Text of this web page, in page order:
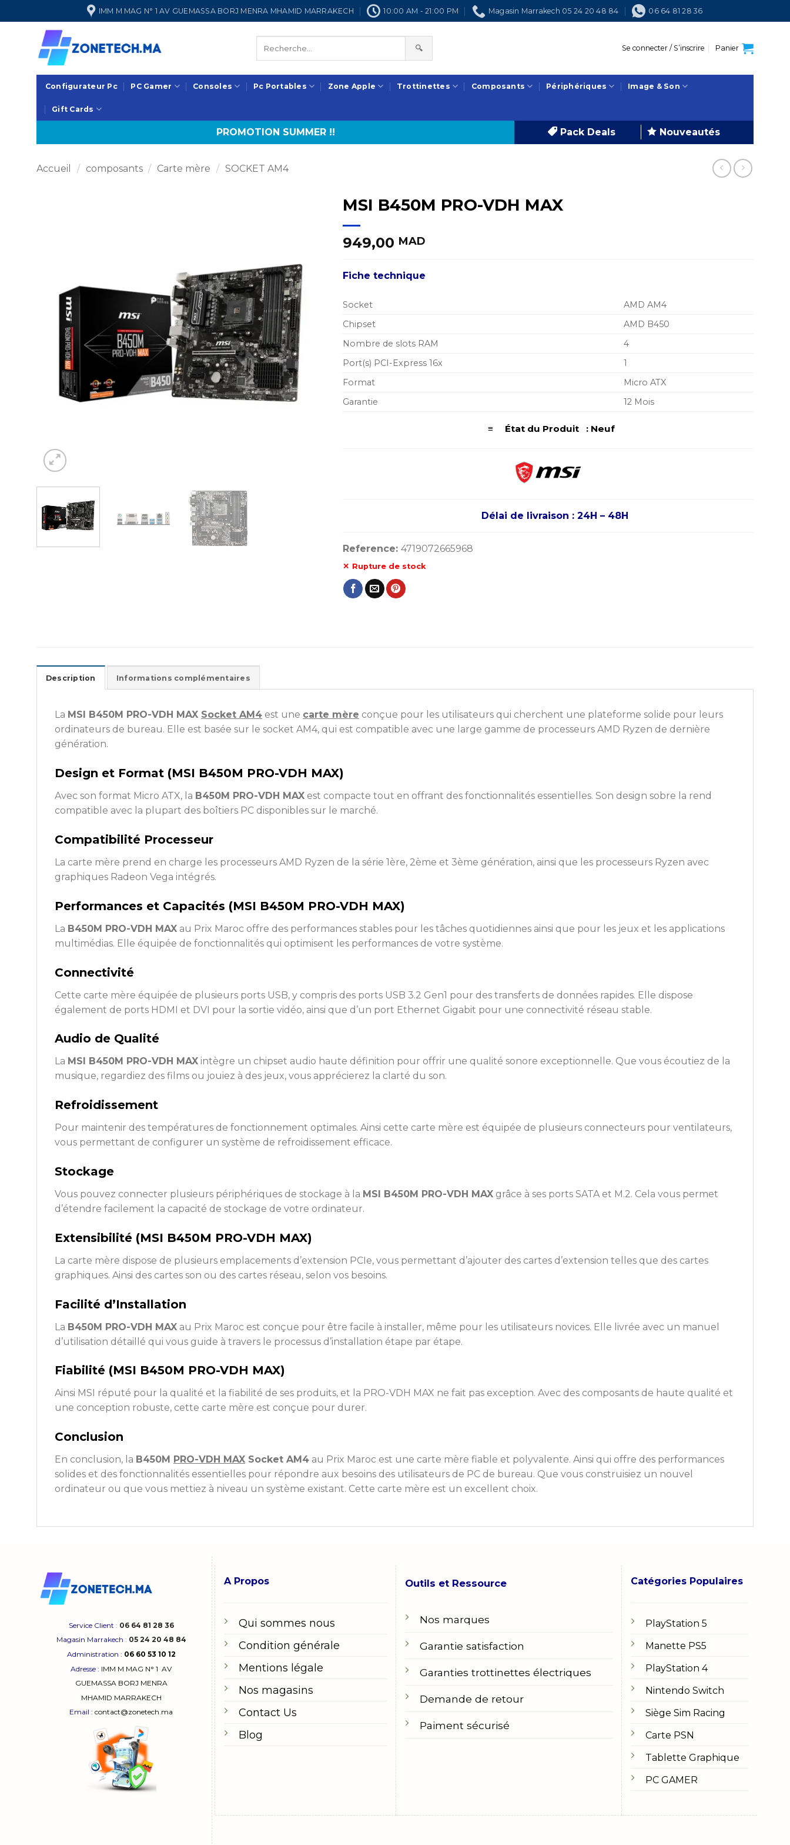
au
IMM M MAG N° 1 AV GUEMASSA BORJ MENRA MHAMID MARRAKECH 10:00 AM - 21:00 PM Magasin Marrakech 05 24 20 48 84 06 64 81 28 36
🔍 Se connecter / S’inscrire Panier
Configurateur Pc PC Gamer Consoles Pc Portables Zone Apple Trottinettes Composants Périphériques Image & Son
Gift Cards
PROMOTION SUMMER !! Pack Deals Nouveautés
Accueil / composants / Carte mère / SOCKET AM4
MSI B450M PRO-VDH MAX
949,00 MAD
Fiche technique
Socket
AMD AM4
Chipset
AMD B450
Nombre de slots RAM
4
Port(s) PCI-Express 16x
1
Format
Micro ATX
Garantie
12 Mois
≡ État du Produit : Neuf
Délai de livraison : 24H – 48H
Reference: 4719072665968
Rupture de stock
Description Informations complémentaires
La MSI B450M PRO-VDH MAX Socket AM4 est une carte mère conçue pour les utilisateurs qui cherchent une plateforme solide pour leurs
ordinateurs de bureau. Elle est basée sur le socket AM4, qui est compatible avec une large gamme de processeurs AMD Ryzen de dernière
génération.
Design et Format (MSI B450M PRO-VDH MAX)
Avec son format Micro ATX, la B450M PRO-VDH MAX est compacte tout en offrant des fonctionnalités essentielles. Son design sobre la rend
compatible avec la plupart des boîtiers PC disponibles sur le marché.
Compatibilité Processeur
La carte mère prend en charge les processeurs AMD Ryzen de la série 1ère, 2ème et 3ème génération, ainsi que les processeurs Ryzen avec
graphiques Radeon Vega intégrés.
Performances et Capacités (MSI B450M PRO-VDH MAX)
La B450M PRO-VDH MAX au Prix Maroc offre des performances stables pour les tâches quotidiennes ainsi que pour les jeux et les applications
multimédias. Elle équipée de fonctionnalités qui optimisent les performances de votre système.
Connectivité
Cette carte mère équipée de plusieurs ports USB, y compris des ports USB 3.2 Gen1 pour des transferts de données rapides. Elle dispose
également de ports HDMI et DVI pour la sortie vidéo, ainsi que d’un port Ethernet Gigabit pour une connectivité réseau stable.
Audio de Qualité
La MSI B450M PRO-VDH MAX intègre un chipset audio haute définition pour offrir une qualité sonore exceptionnelle. Que vous écoutiez de la
musique, regardiez des films ou jouiez à des jeux, vous apprécierez la clarté du son.
Refroidissement
Pour maintenir des températures de fonctionnement optimales. Ainsi cette carte mère est équipée de plusieurs connecteurs pour ventilateurs,
vous permettant de configurer un système de refroidissement efficace.
Stockage
Vous pouvez connecter plusieurs périphériques de stockage à la MSI B450M PRO-VDH MAX grâce à ses ports SATA et M.2. Cela vous permet
d’étendre facilement la capacité de stockage de votre ordinateur.
Extensibilité (MSI B450M PRO-VDH MAX)
La carte mère dispose de plusieurs emplacements d’extension PCIe, vous permettant d’ajouter des cartes d’extension telles que des cartes
graphiques. Ainsi des cartes son ou des cartes réseau, selon vos besoins.
Facilité d’Installation
La B450M PRO-VDH MAX au Prix Maroc est conçue pour être facile à installer, même pour les utilisateurs novices. Elle livrée avec un manuel
d’utilisation détaillé qui vous guide à travers le processus d’installation étape par étape.
Fiabilité (MSI B450M PRO-VDH MAX)
Ainsi MSI réputé pour la qualité et la fiabilité de ses produits, et la PRO-VDH MAX ne fait pas exception. Avec des composants de haute qualité et
une conception robuste, cette carte mère est conçue pour durer.
Conclusion
En conclusion, la B450M PRO-VDH MAX Socket AM4 au Prix Maroc est une carte mère fiable et polyvalente. Ainsi qui offre des performances
solides et des fonctionnalités essentielles pour répondre aux besoins des utilisateurs de PC de bureau. Que vous construisiez un nouvel
ordinateur ou que vous mettiez à niveau un système existant. Cette carte mère est un excellent choix.
Service Client : 06 64 81 28 36
Magasin Marrakech : 05 24 20 48 84
Administration : 06 60 53 10 12
Adresse : IMM M MAG N° 1AV
GUEMASSA BORJ MENRA
MHAMID MARRAKECH
Email : contact@zonetech.ma
A Propos
Qui sommes nous
Condition générale
Mentions légale
Nos magasins
Contact Us
Blog
Outils et Ressource
Nos marques
Garantie satisfaction
Garanties trottinettes électriques
Demande de retour
Paiment sécurisé
Catégories Populaires
PlayStation 5
Manette PS5
PlayStation 4
Nintendo Switch
Siège Sim Racing
Carte PSN
Tablette Graphique
PC GAMER